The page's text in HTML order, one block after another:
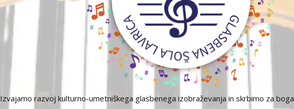
Izvajamo razvoj kulturno-umetniškega glasbenega izobraževanja in skrbimo za